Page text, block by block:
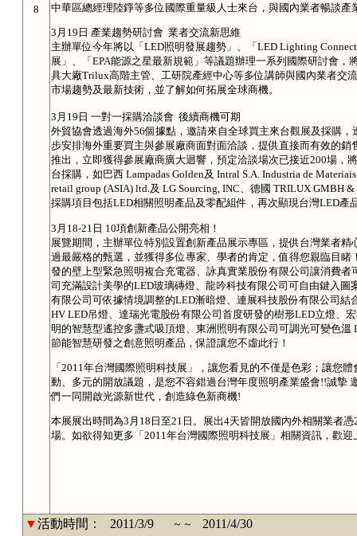
8 中華區總經理陸錚等多位國際重量級人士來台，與國內業者暢談產
3月19日 產業趨勢研討會 業者交流新思維
主辦單位今年將以「LED照明發展趨勢」、「LED Lighting
展」、「EPA能源之星最新規範」等議題辦理一系列國際研討會
具大廠Trilux高階主管、工研院產經中心等多位講師與國內業者交
市場趨勢及最新技術，並了解如何拓展全球商機。
3月19日 一對一採購洽談會 後續商機可期
外貿協會透過海外56個據點，邀請來自全球買主來台觀展及採購
步安排海外重要買主與參展廠商面對面洽談，提供直接而有效的
推出，立即獲得參展廠商廣大迴響，預定洽談場次已接近200場，
台採購，如巴西 Lampadas Golden及 Intral S.A. Industria de
retail group (ASIA) ltd.及 LG Sourcing, INC、德國 TRILUX GMBH
採購項目包括LED相關照明產品及零配組件，再次顯現台灣LED產
3月18-21日 10項創新產品公開亮相！
展覽期間，主辦單位特別設置創新產品展示專區，提供台灣業者
過最嚴格的甄選，並獲得多位專家、學者的肯定，值得您親臨目
發的壁上型緊急照明複合充電器、詠真實業股份有限公司讓消費
司充滿設計美學的LED玻璃磚燈、龍吟科技有限公司可自由鍵入圖
有限公司可依據情境調整的LED漸暗燈、連展科技股份有限公司
HV LED吊燈、達瑞光電股份有限公司首度研發的樹形LED立燈、
明的智慧型遙控多盞式吸頂燈、東洲照明有限公司可調光可變色
節能智慧研發之創意照明產品，保證讓您不虛此行！
「2011年台灣國際照明科技展」，讓您看見的不僅是色彩；讓您
動、多元的開放議題，是您不容錯過台灣年度照明產業盛會!!誠摯
們一同開啟光源新世代，創造綠色新商機!
本展展出時間為3月18日至21日。展出4天皆開放國內外相關業者
場。如欲得知更多「2011年台灣國際照明科技展」相關資訊，歡迎
▼活動時間： 2011/3/9 ～～
2011/4/30